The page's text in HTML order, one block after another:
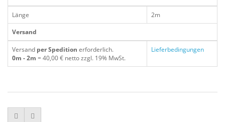
Länge
2m
Versand
Versand per Spedition erforderlich.
0m - 2m = 40,00 € netto zzgl. 19% MwSt.
Lieferbedingungen